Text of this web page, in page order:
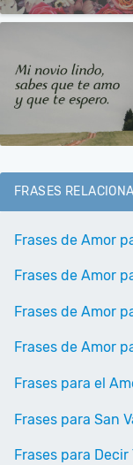
FRASES
Frases de Amor
Frases de Amor
Frases de Amor
Frases de Amor
Frases para el
Frases para San
Frases para Decir